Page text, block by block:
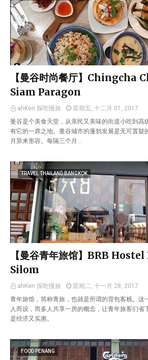
【曼谷时尚餐厅】Chingcha
Siam Paragon
ahKen 探吃慢旅
星期五, 十二月 01, 2017
曼谷是个美食天堂，从亲民又美味的街道小吃到高
有它的一席之地。曼谷城市的蓬勃发展是无可置疑
月异来形容。每隔三个月…
TRAVEL THAILAND BANGKOK
【曼谷青年旅馆】BRB
Silom
ahKen 探吃慢旅
星期二, 十一月 28, 2017
青年旅馆，简称青旅，也就是所谓的背包客栈。这
人而设，而多人共享一房的概念，让青年旅客们省
是经济又实惠。
FOOD PENANG